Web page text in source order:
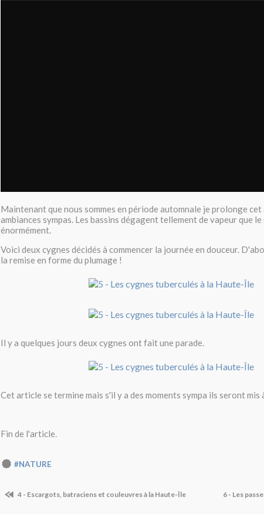
Maintenant que nous sommes en période automnale je prolonge
ambiances sympas. Les bassins dégagent tellement de vapeur que
énormément.
Voici deux cygnes décidés à commencer la journée en douceur.
la remise en forme du plumage !
Il y a quelques jours deux cygnes ont fait une parade.
Cet article se termine mais s'il y a des moments sympa ils seront mis
Fin de l'article.
#NATURE
4 - Escargots, batraciens et couleuvres à la Haute-Île 6 - Les